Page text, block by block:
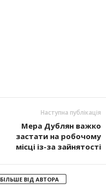
Наступна публікація
Мера Дублян важко
застати на робочому
місці із-за зайнятості
БІЛЬШЕ ВІД АВТОРА